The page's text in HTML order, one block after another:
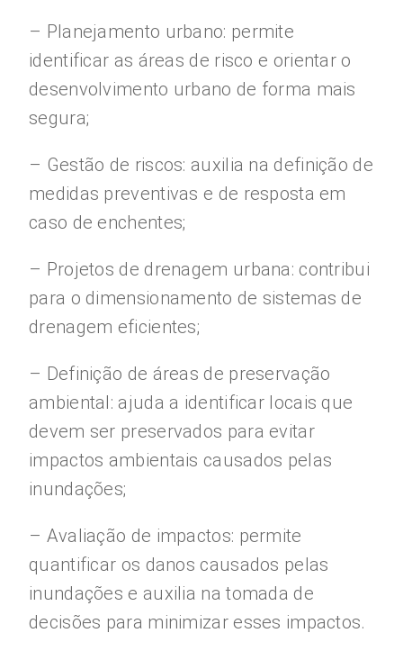
– Planejamento urbano: permite
identificar as áreas de risco e orientar o
desenvolvimento urbano de forma mais
segura;
– Gestão de riscos: auxilia na definição de
medidas preventivas e de resposta em
caso de enchentes;
– Projetos de drenagem urbana: contribui
para o dimensionamento de sistemas de
drenagem eficientes;
– Definição de áreas de preservação
ambiental: ajuda a identificar locais que
devem ser preservados para evitar
impactos ambientais causados pelas
inundações;
– Avaliação de impactos: permite
quantificar os danos causados pelas
inundações e auxilia na tomada de
decisões para minimizar esses impactos.